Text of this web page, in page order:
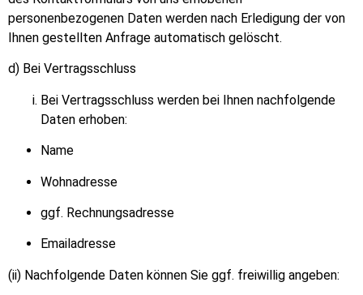
personenbezogenen Daten werden nach Erledigung der von
Ihnen gestellten Anfrage automatisch gelöscht.
d) Bei Vertragsschluss
Bei Vertragsschluss werden bei Ihnen nachfolgende
Daten erhoben:
Name
Wohnadresse
ggf. Rechnungsadresse
Emailadresse
(ii) Nachfolgende Daten können Sie ggf. freiwillig angeben: